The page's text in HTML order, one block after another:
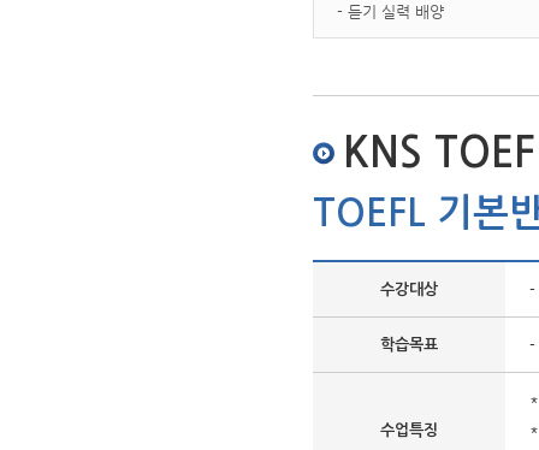
- 듣기 실력 배양
KNS
TOEFL 기본
수강대상 -
학습목표 -
수업특징
*
*